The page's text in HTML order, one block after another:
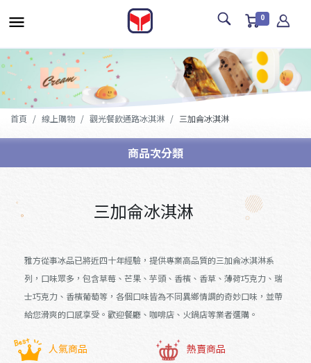
0
首頁 線上購物 觀光餐飲通路冰淇淋 三加侖冰淇淋
商品次分類
三加侖冰淇淋
雅方從事冰品已將近四十年經驗，提供專業高品質的三加侖冰淇淋系
列，口味眾多，包含草莓、芒果、芋頭、香檳、香草、薄荷巧克力、瑞
士巧克力、香檳葡萄等，各個口味皆為不同異鄉情調的奇妙口味，並帶
給您滑爽的口感享受。歡迎餐廳、咖啡店、火鍋店等業者選購。
人氣商品 熱賣商品